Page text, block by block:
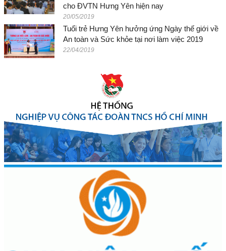
cho ĐVTN Hưng Yên hiện nay
20/05/2019
Tuổi trẻ Hưng Yên hưởng ứng Ngày thế giới về
An toàn và Sức khỏe tại nơi làm việc 2019
22/04/2019